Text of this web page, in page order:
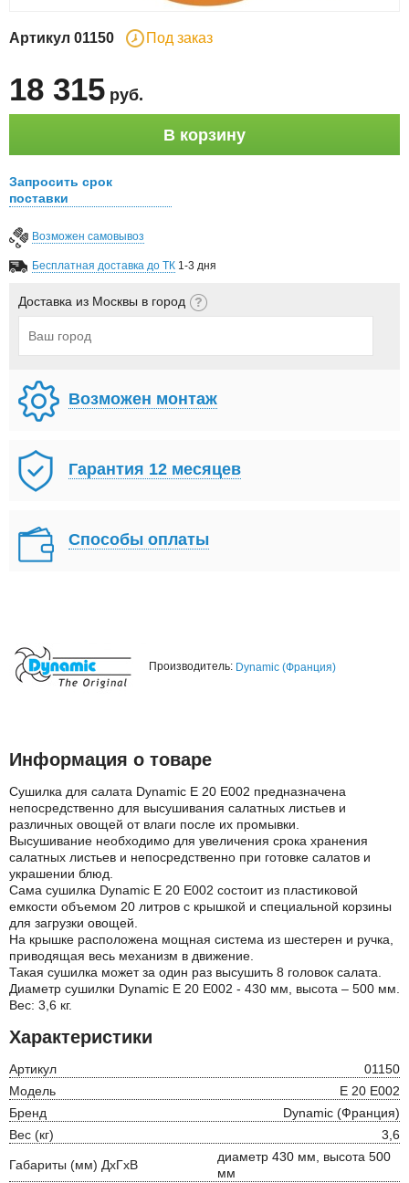
Артикул 01150 Под заказ
18 315 руб.
В корзину
Запросить срок
поставки
Возможен самовывоз
Бесплатная доставка до ТК 1-3 дня
Доставка из Москвы в город
Возможен монтаж
Гарантия 12 месяцев
Способы оплаты
Производитель: Dynamic (Франция)
Информация о товаре
Сушилка для салата Dynamic E 20 E002 предназначена
непосредственно для высушивания салатных листьев и
различных овощей от влаги после их промывки.
Высушивание необходимо для увеличения срока хранения
салатных листьев и непосредственно при готовке салатов и
украшении блюд.
Сама сушилка Dynamic E 20 E002 состоит из пластиковой
емкости объемом 20 литров с крышкой и специальной корзины
для загрузки овощей.
На крышке расположена мощная система из шестерен и ручка,
приводящая весь механизм в движение.
Такая сушилка может за один раз высушить 8 головок салата.
Диаметр сушилки Dynamic E 20 E002 - 430 мм, высота – 500 мм.
Вес: 3,6 кг.
Характеристики
Артикул
01150
Модель
E 20 E002
Бренд
Dynamic (Франция)
Вес (кг)
3,6
Габариты (мм) ДхГхВ
диаметр 430 мм, высота 500
мм